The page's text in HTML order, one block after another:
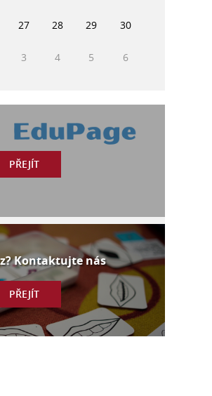
27 28 29 30
3 4 5 6
PŘEJÍT
Kontaktujte nás
PŘEJÍT